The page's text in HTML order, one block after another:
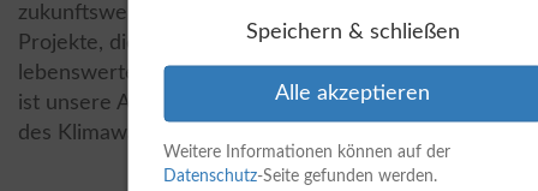
zukunftsweisende Energieträger der Zukunft.
Projekte, die auch kommenden Generationen eine
lebenswerte Umwelt hinterlassen. Impact Investing
ist unsere Antwort auf die große Herausforderung
des Klimawandels.
Speichern & schließen
Alle akzeptieren
Weitere Informationen können auf der
Datenschutz-Seite gefunden werden.